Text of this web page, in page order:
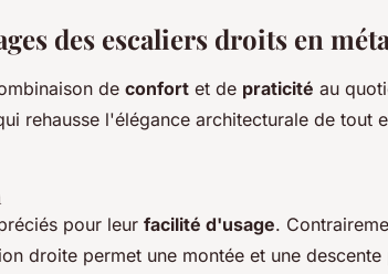
des escaliers droits en
de confort et de praticité au
rehausse l'élégance architecturale de tout
pour leur facilité d'usage.
droite permet une montée et une descente